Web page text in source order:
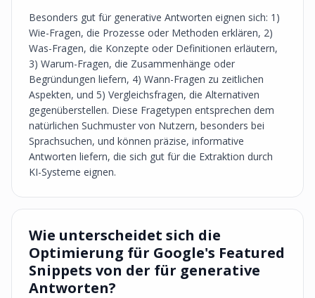
Besonders gut für generative Antworten eignen sich: 1)
Wie-Fragen, die Prozesse oder Methoden erklären, 2)
Was-Fragen, die Konzepte oder Definitionen erläutern,
3) Warum-Fragen, die Zusammenhänge oder
Begründungen liefern, 4) Wann-Fragen zu zeitlichen
Aspekten, und 5) Vergleichsfragen, die Alternativen
gegenüberstellen. Diese Fragetypen entsprechen dem
natürlichen Suchmuster von Nutzern, besonders bei
Sprachsuchen, und können präzise, informative
Antworten liefern, die sich gut für die Extraktion durch
KI-Systeme eignen.
Wie unterscheidet sich die
Optimierung für Google's Featured
Snippets von der für generative
Antworten?